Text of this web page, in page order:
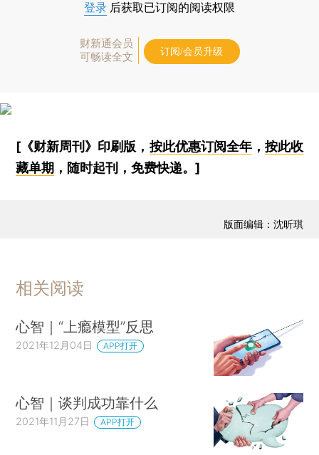
登录 后获取已订阅的阅读权限
财新通会员
可畅读全文
订阅/会员升级
[《财新周刊》印刷版， 按此优惠订阅全年， 按此收
藏单期 ，随时起刊，免费快递。]
版面编辑：沈昕琪
相关阅读
心智｜“上瘾模型”反思
2021年12月04日 APP打开
心智｜谈判成功靠什么
2021年11月27日 APP打开